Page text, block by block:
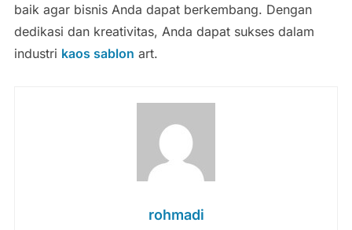
baik agar bisnis Anda dapat berkembang. Dengan
dedikasi dan kreativitas, Anda dapat sukses dalam
industri kaos sablon art.
rohmadi